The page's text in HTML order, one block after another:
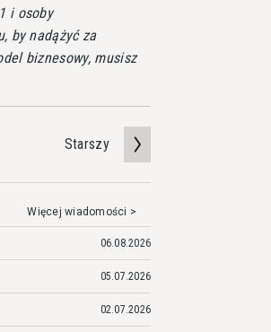
i osoby
by nadążyć za
biznesowy, musisz
Starszy
Więcej wiadomości >
06.08.2026
05.07.2026
02.07.2026